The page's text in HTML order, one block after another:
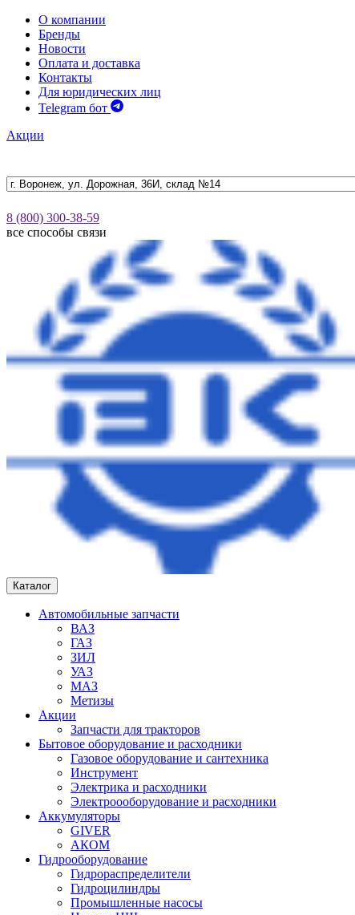
О компании
Бренды
Новости
Оплата и доставка
Контакты
Для юридических лиц
Telegram бот
Акции
8 (800) 300-38-59
все способы связи
Каталог
Автомобильные запчасти
ВАЗ
ГАЗ
ЗИЛ
УАЗ
МАЗ
Метизы
Акции
Запчасти для тракторов
Бытовое оборудование и расходники
Газовое оборудование и сантехника
Инструмент
Электрика и расходники
Электроооборудование и расходники
Аккумуляторы
GIVER
АКОМ
Гидрооборудование
Гидрораспределители
Гидроцилиндры
Промышленные насосы